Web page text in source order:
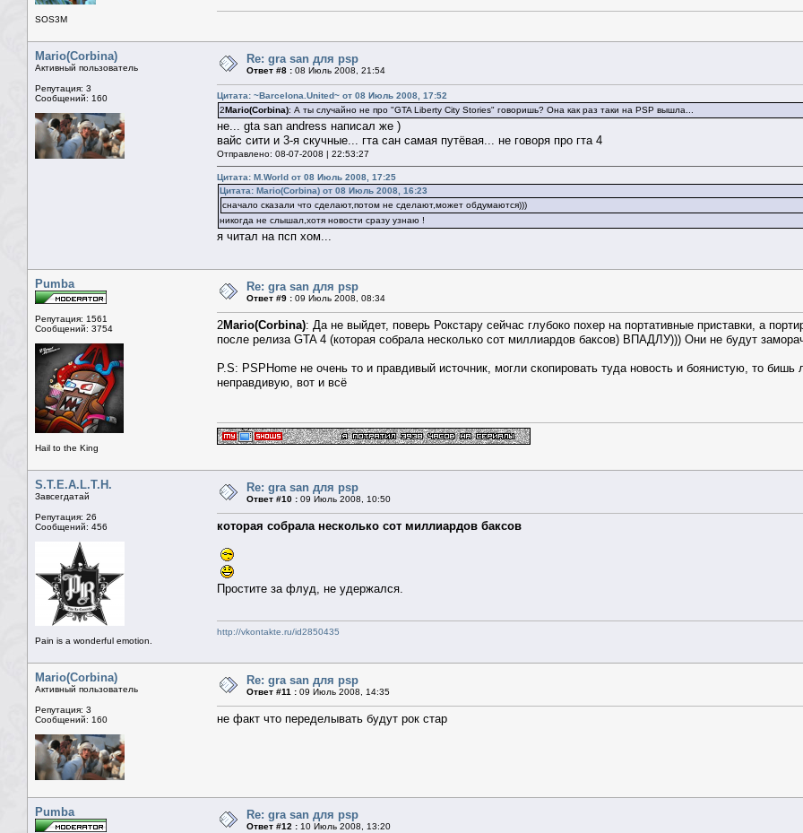
SOS3M
Mario(Corbina)
Активный пользователь
Репутация: 3
Сообщений: 160
Re: gra san для psp
Ответ #8 : 08 Июль 2008, 21:54
Цитата: ~Barcelona.United~ от 08 Июль 2008, 17:52
2Mario(Corbina): А ты случайно не про "GTA Liberty City Stories" говоришь? Она как раз таки на PSP вышла...
не... gta san andress написал же )
вайс сити и 3-я скучные... гта сан самая путёвая... не говоря про гта 4
Отправлено: 08-07-2008 | 22:53:27
Цитата: M.World от 08 Июль 2008, 17:25
Цитата: Mario(Corbina) от 08 Июль 2008, 16:23
сначало сказали что сделают,потом не сделают,может обдумаются)))
никогда не слышал,хотя новости сразу узнаю !
я читал на псп хом...
Pumba
Репутация: 1561
Сообщений: 3754
Hail to the King
Re: gra san для psp
Ответ #9 : 09 Июль 2008, 08:34
2Mario(Corbina): Да не выйдет, поверь Рокстару сейчас глубоко похер на портативные приставки, а
после релиза GTA 4 (которая собрала несколько сот миллиардов баксов) ВПАДЛУ))) Они не будут
P.S: PSPHome не очень то и правдивый источник, могли скопировать туда новость и боянистую, то
неправдивую, вот и всё
S.T.E.A.L.T.H.
Завсегдатай
Репутация: 26
Сообщений: 456
Pain is a wonderful emotion.
Re: gra san для psp
Ответ #10 : 09 Июль 2008, 10:50
которая собрала несколько сот миллиардов баксов
Простите за флуд, не удержался.
http://vkontakte.ru/id2850435
Mario(Corbina)
Активный пользователь
Репутация: 3
Сообщений: 160
Re: gra san для psp
Ответ #11 : 09 Июль 2008, 14:35
не факт что переделывать будут рок стар
Pumba Re: gra san для psp
Ответ #12 : 10 Июль 2008, 13:20